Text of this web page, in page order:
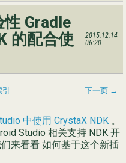
服
公
Gradle
的配合使
2015.12.14
06:20
下一页 →
中使用 CrystaX NDK 。
Studio 相关支持 NDK 开
来看看 如何基于这个新插